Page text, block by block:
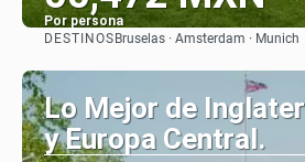
Por persona
DESTINOS Bruselas · Amsterdam · Munich
Lo Mejor de
y Europa Central.